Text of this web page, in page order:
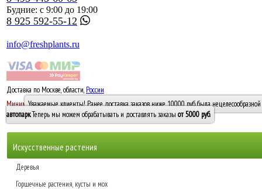
Будние: с 9:00 до 19:00
8 925 592-55-12
info@freshplants.ru
Доставка по Москве, области, России
Минимальный заказ -10 0005000 руб.
Уважаемые клиенты! Ранее доставка заказов ниже 10000 руб. была
автопарк. Теперь мы можем обрабатывать и доставлять заказы от 5000 руб.
Искусственные растения
Деревья
Бамбуки
Горшечные растения, кусты и мох